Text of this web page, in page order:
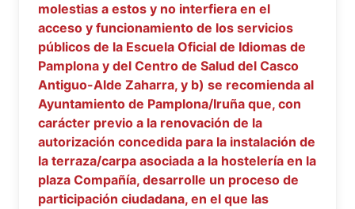
molestias a estos y no interfiera en el
acceso y funcionamiento de los servicios
públicos de la Escuela Oficial de Idiomas de
Pamplona y del Centro de Salud del Casco
Antiguo-Alde Zaharra, y b) se recomienda al
Ayuntamiento de Pamplona/Iruña que, con
carácter previo a la renovación de la
autorización concedida para la instalación de
la terraza/carpa asociada a la hostelería en la
plaza Compañía, desarrolle un proceso de
participación ciudadana, en el que las